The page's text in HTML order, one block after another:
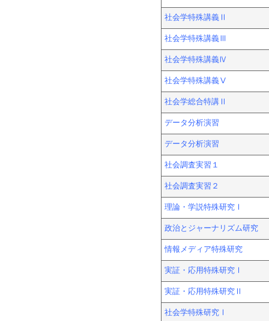
社会学特殊講義Ⅱ
社会学特殊講義Ⅲ
社会学特殊講義Ⅳ
社会学特殊講義Ⅴ
社会学総合特講Ⅱ
データ分析演習
データ分析演習
社会調査実習１
社会調査実習２
理論・学説特殊研究Ⅰ
政治とジャーナリズム研究
情報メディア特殊研究
実証・応用特殊研究Ⅰ
実証・応用特殊研究Ⅱ
社会学特殊研究Ⅰ